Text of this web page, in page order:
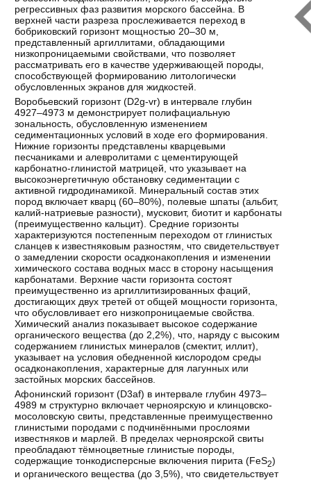
регрессивных фаз развития морского бассейна. В
верхней части разреза прослеживается переход в
бобриковский горизонт мощностью 20–30 м,
представленный аргиллитами, обладающими
низкопроницаемыми свойствами, что позволяет
рассматривать его в качестве удерживающей породы,
способствующей формированию литологически
обусловленных экранов для жидкостей.
Воробьевский горизонт (D2g-vr) в интервале глубин
4927–4973 м демонстрирует полифациальную
зональность, обусловленную изменением
седиментационных условий в ходе его формирования.
Нижние горизонты представлены кварцевыми
песчаниками и алевролитами с цементирующей
карбонатно-глинистой матрицей, что указывает на
высокоэнергетичную обстановку седиментации с
активной гидродинамикой. Минеральный состав этих
пород включает кварц (60–80%), полевые шпаты (альбит,
калий-натриевые разности), мусковит, биотит и карбонаты
(преимущественно кальцит). Средние горизонты
характеризуются постепенным переходом от глинистых
сланцев к известняковым разностям, что свидетельствует
о замедлении скорости осадконакопления и изменении
химического состава водных масс в сторону насыщения
карбонатами. Верхние части горизонта состоят
преимущественно из аргиллитизированных фаций,
достигающих двух третей от общей мощности горизонта,
что обусловливает его низкопроницаемые свойства.
Химический анализ показывает высокое содержание
органического вещества (до 2,2%), что, наряду с высоким
содержанием глинистых минералов (смектит, иллит),
указывает на условия обедненной кислородом среды
осадконакопления, характерные для лагунных или
застойных морских бассейнов.
Афонинский горизонт (D3af) в интервале глубин 4973–
4989 м структурно включает черноярскую и клинцовско-
мосоловскую свиты, представленные преимущественно
глинистыми породами с подчинёнными прослоями
известняков и марлей. В пределах черноярской свиты
преобладают тёмноцветные глинистые породы,
содержащие тонкодисперсные включения пирита (FeS2)
и органического вещества (до 3,5%), что свидетельствует